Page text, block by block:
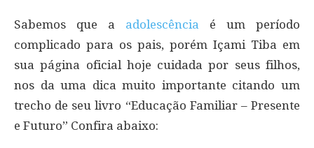
Sabemos que a adolescência é um período
complicado para os pais, porém Içami Tiba em
sua página oficial hoje cuidada por seus filhos,
nos da uma dica muito importante citando um
trecho de seu livro “Educação Familiar – Presente
e Futuro” Confira abaixo: